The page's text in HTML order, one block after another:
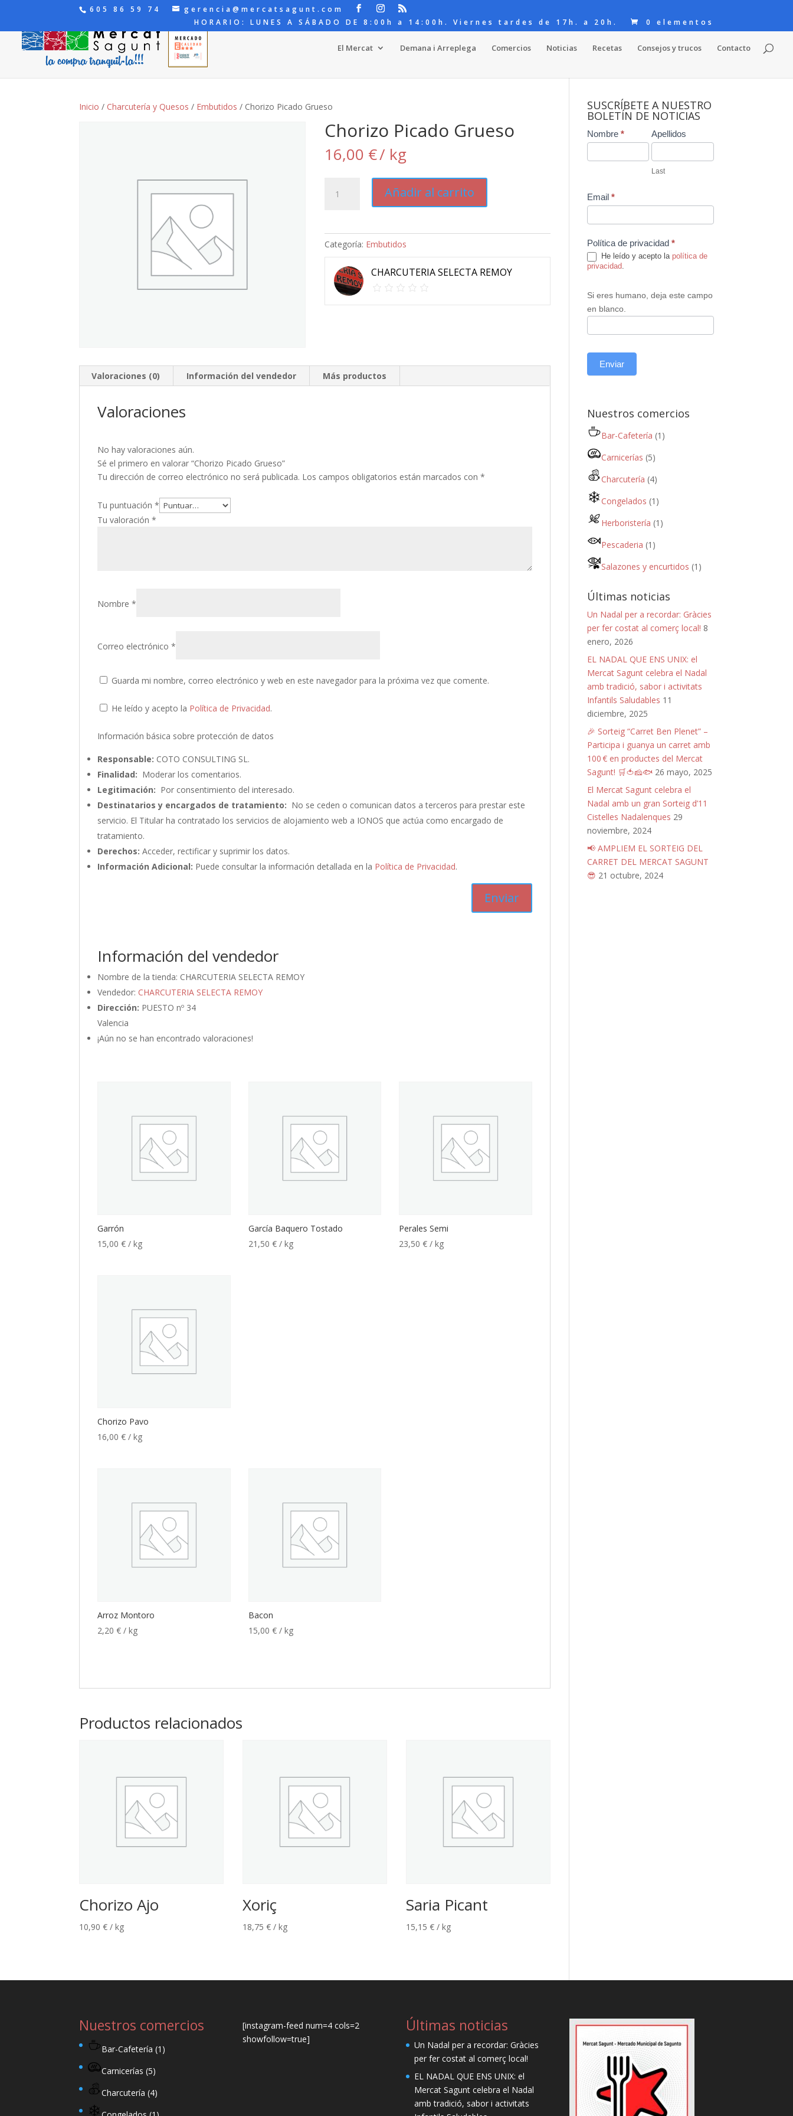
605 86 59 74
gerencia@mercatsagunt.com
HORARIO: LUNES A SÁBADO DE 8:00h a 14:00h. Viernes tardes de 17h. a 20h.
0 elementos
El Mercat Demana i Arreplega Comercios Noticias Recetas Consejos y trucos Contacto
Inicio / Charcutería y Quesos / Embutidos / Chorizo Picado Grueso
Chorizo Picado Grueso
16,00 €/ kg
Picado
Añadir al carrito
Categoría: Embutidos
CHARCUTERIA SELECTA REMOY
Valoraciones (0) Información del vendedor Más productos
Valoraciones
No hay valoraciones aún.
Sé el primero en valorar “Chorizo Picado Grueso”
Tu dirección de correo electrónico no será publicada. Los campos obligatorios están marcados con*
Tu puntuación*
Tu valoración*
Nombre*
Correo electrónico*
Guarda mi nombre, correo electrónico y web en este navegador para la próxima vez que comente.
He leído y acepto la Política de Privacidad.
Información básica sobre protección de datos
Responsable: COTO CONSULTING SL.
Finalidad: Moderar los comentarios.
Legitimación: Por consentimiento del interesado.
Destinatarios y encargados de tratamiento: No se ceden o comunican datos a terceros para prestar este
servicio. El Titular ha contratado los servicios de alojamiento web a IONOS que actúa como encargado de
tratamiento.
Derechos: Acceder, rectificar y suprimir los datos.
Información Adicional: Puede consultar la información detallada en la Política de Privacidad.
Información del vendedor
Nombre de la tienda: CHARCUTERIA SELECTA REMOY
Vendedor: CHARCUTERIA SELECTA REMOY
Dirección: PUESTO nº 34
Valencia
¡Aún no se han encontrado valoraciones!
Garrón
15,00€ / kg
García Baquero Tostado
21,50 € / kg
Perales Semi
23,50€ / kg
Chorizo Pavo
16,00€ / kg
Arroz Montoro
2,20€ / kg
Bacon
15,00 € / kg
Productos relacionados
Chorizo Ajo
10,90€ / kg
Xoriç
18,75€ / kg
Saria Picant
15,15€ / kg
SUSCRÍBETE A NUESTRO
BOLETÍN DE NOTICIAS
Contact
Us
Nombre * Apellidos
Last
Email *
Política de privacidad *
He leído y acepto la política de
privacidad.
Si eres humano, deja este campo
en blanco.
Enviar
Nuestros comercios
Bar-Cafetería (1)
Carnicerías (5)
Charcutería (4)
Congelados (1)
Herboristería (1)
Pescaderia (1)
Salazones y encurtidos (1)
Últimas noticias
Un Nadal per a recordar: Gràcies
per fer costat al comerç local! 8
enero, 2026
EL NADAL QUE ENS UNIX: el
Mercat Sagunt celebra el Nadal
amb tradició, sabor i activitats
Infantils Saludables 11
diciembre, 2025
🎉 Sorteig “Carret Ben Plenet” –
Participa i guanya un carret amb
100 € en productes del Mercat
Sagunt! 🛒🍅🧀🐟 26 mayo, 2025
El Mercat Sagunt celebra el
Nadal amb un gran Sorteig d’11
Cistelles Nadalenques 29
noviembre, 2024
📢 AMPLIEM EL SORTEIG DEL
CARRET DEL MERCAT SAGUNT
😎 21 octubre, 2024
Nuestros comercios
Bar-Cafetería (1)
Carnicerías (5)
Charcutería (4)
[instagram-feed num=4 cols=2
showfollow=true]
Últimas noticias
Un Nadal per a recordar: Gràcies
per fer costat al comerç local!
EL NADAL QUE ENS UNIX: el
Mercat Sagunt celebra el Nadal
amb tradició, sabor i activitats